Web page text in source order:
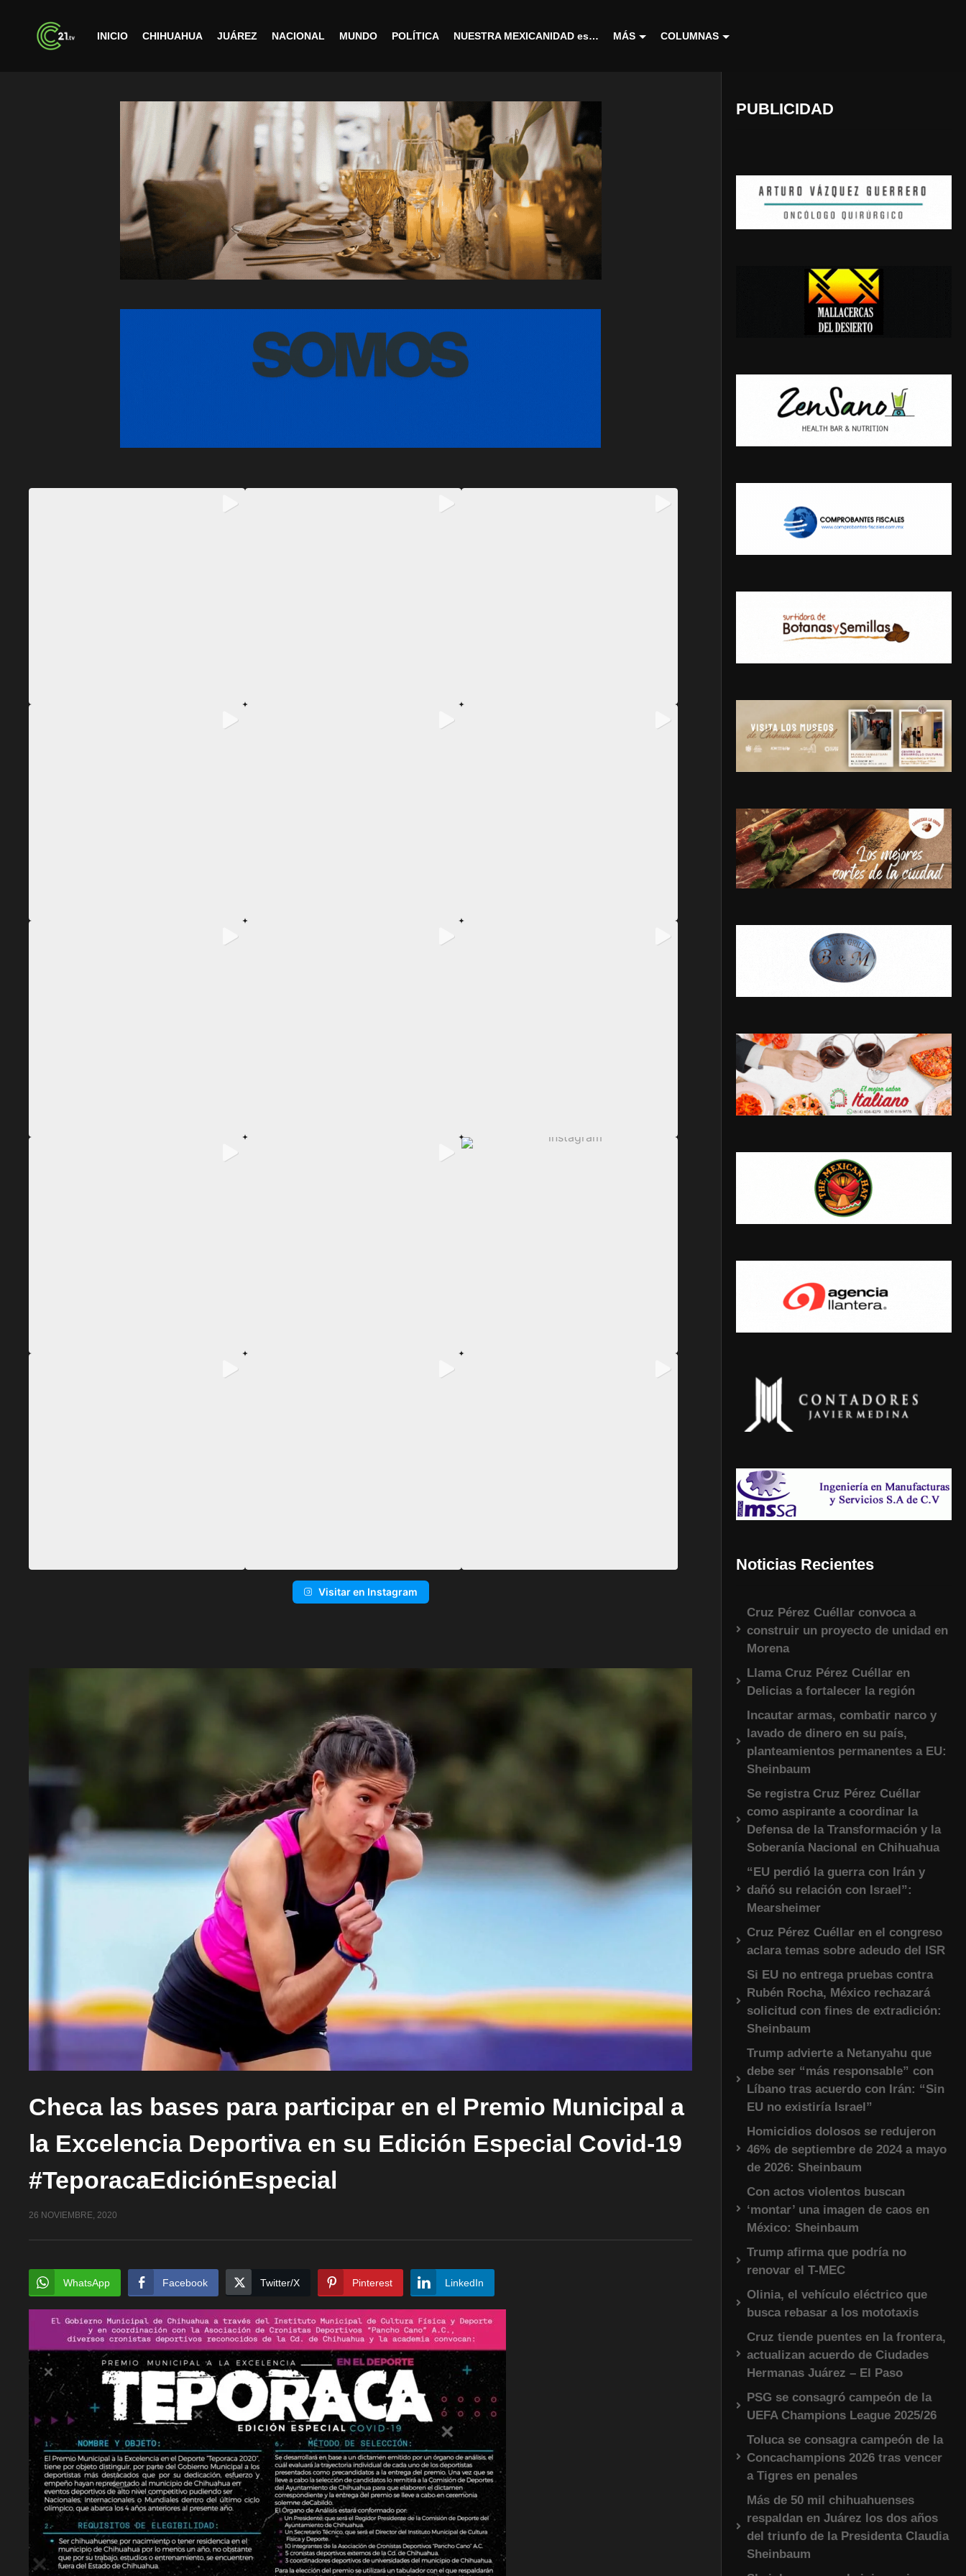
INICIO CHIHUAHUA JUÁREZ NACIONAL MUNDO POLÍTICA NUESTRA MEXICANIDAD es… MÁS COLUMNAS
Visitar en Instagram
Checa las bases para participar en el Premio Municipal a
la Excelencia Deportiva en su Edición Especial Covid-19
#TeporacaEdiciónEspecial
26 NOVIEMBRE, 2020
WhatsApp Facebook Twitter/X Pinterest LinkedIn
PUBLICIDAD
Noticias Recientes
Cruz Pérez Cuéllar convoca a
construir un proyecto de unidad en
Morena
Llama Cruz Pérez Cuéllar en
Delicias a fortalecer la región
Incautar armas, combatir narco y
lavado de dinero en su país,
planteamientos permanentes a EU:
Sheinbaum
Se registra Cruz Pérez Cuéllar
como aspirante a coordinar la
Defensa de la Transformación y la
Soberanía Nacional en Chihuahua
“EU perdió la guerra con Irán y
dañó su relación con Israel”:
Mearsheimer
Cruz Pérez Cuéllar en el congreso
aclara temas sobre adeudo del ISR
Si EU no entrega pruebas contra
Rubén Rocha, México rechazará
solicitud con fines de extradición:
Sheinbaum
Trump advierte a Netanyahu que
debe ser “más responsable” con
Líbano tras acuerdo con Irán: “Sin
EU no existiría Israel”
Homicidios dolosos se redujeron
46% de septiembre de 2024 a mayo
de 2026: Sheinbaum
Con actos violentos buscan
‘montar’ una imagen de caos en
México: Sheinbaum
Trump afirma que podría no
renovar el T-MEC
Olinia, el vehículo eléctrico que
busca rebasar a los mototaxis
Cruz tiende puentes en la frontera,
actualizan acuerdo de Ciudades
Hermanas Juárez – El Paso
PSG se consagró campeón de la
UEFA Champions League 2025/26
Toluca se consagra campeón de la
Concachampions 2026 tras vencer
a Tigres en penales
Más de 50 mil chihuahuenses
respaldan en Juárez los dos años
del triunfo de la Presidenta Claudia
Sheinbaum